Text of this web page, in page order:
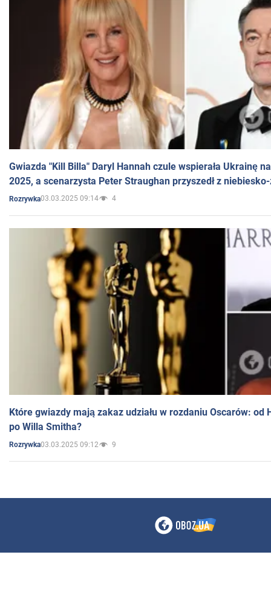
Gwiazda "Kill Billa" Daryl Hannah czule wspierała Ukrainę
2025, a scenarzysta Peter Straughan przyszedł z
Rozrywka03.03.2025 09:14 4
Które gwiazdy mają zakaz udziału w rozdaniu Oscarów: od
po Willa Smitha?
Rozrywka03.03.2025 09:12 9